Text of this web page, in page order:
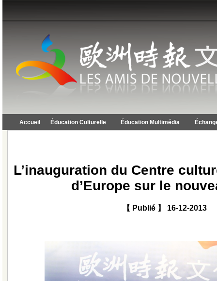
Accueil Éducation Culturelle Éducation Multimédia
L’inauguration du Centre
d’Europe sur le
【 Publié 】 16-12-2013